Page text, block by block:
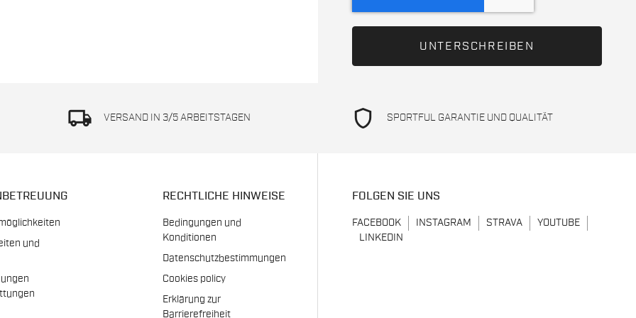
local_shipping VERSAND IN 3/5 ARBEITSTAGEN shield SPORTFUL GARANTIE UND QUALITÄT
und
RECHTLICHE HINWEISE
Bedingungen und
Konditionen
Datenschutzbestimmungen
Cookies policy
Erklärung zur
Barrierefreiheit
FOLGEN SIE UNS
FACEBOOK INSTAGRAM STRAVA
YOUTUBE
LINKEDIN